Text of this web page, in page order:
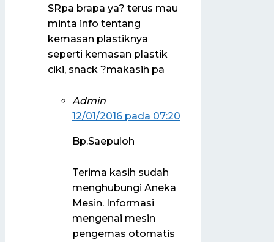
SRpa brapa ya? terus mau
minta info tentang
kemasan plastiknya
seperti kemasan plastik
ciki, snack ?makasih pa
Admin
12/01/2016 pada 07:20
Bp.Saepuloh
Terima kasih sudah
menghubungi Aneka
Mesin. Informasi
mengenai mesin
pengemas otomatis